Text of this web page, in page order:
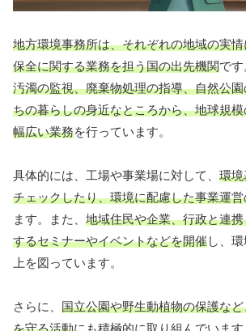
地方環境事務所は、それぞれの地域の実
保全に関する業務を担う国の出先機関です
汚濁の監視、廃棄物処理の指導、自然公
ちの暮らしの身近なところから、地球規
幅広い業務を行っています。
具体的には、工場や事業場に対して、 環
チェックしたり、環境に配慮した事業運
ます。また、 地域住民や企業、行政と連
するセミナーやイベントなどを開催し、
上を図っています。
さらに、 国立公園や野生動植物の保護な